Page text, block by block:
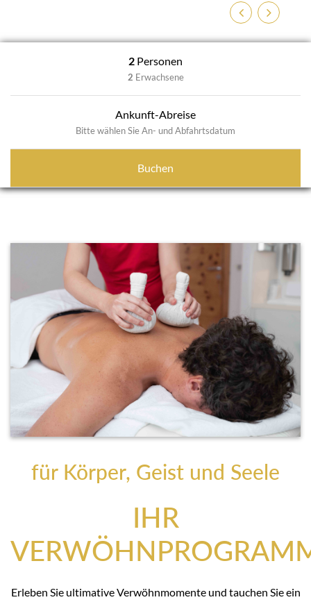
Previous
Next
2 Personen
2 Erwachsene
Ankunft-Abreise
Bitte wählen Sie An- und Abfahrtsdatum
Buchen
für Körper, Geist und Seele
IHR
Erleben Sie ultimative Verwöhnmomente und tauchen Sie ein